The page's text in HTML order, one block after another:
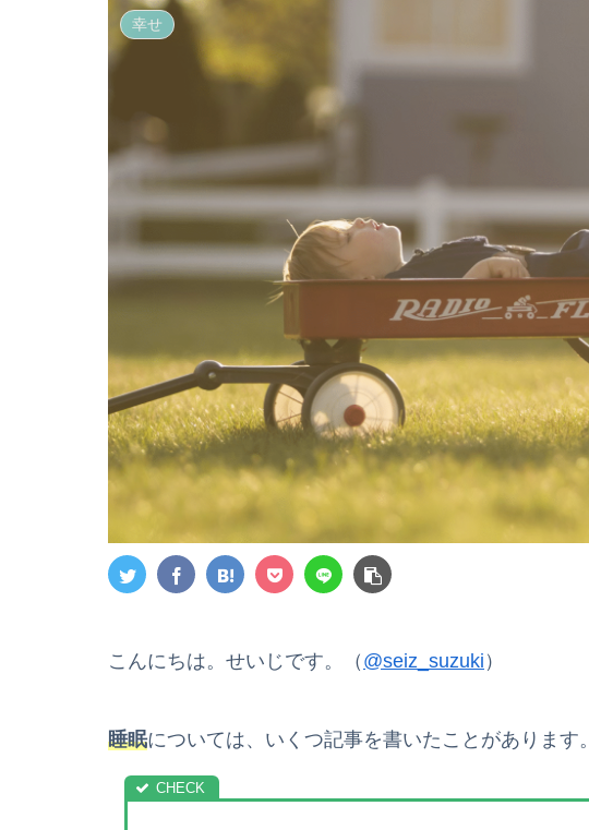
幸せ
こんにちは。せいじです。（ @seiz_suzuki ）
睡眠については、いくつ記事を書いたことがあります。